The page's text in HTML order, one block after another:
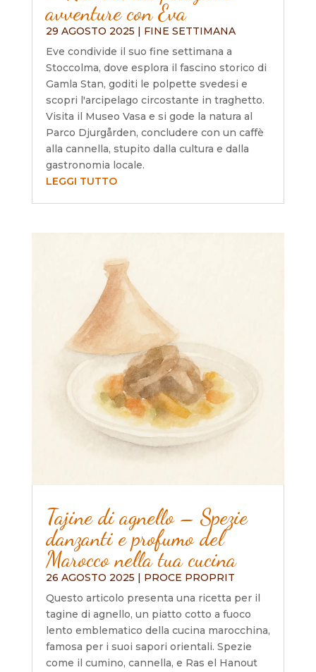
avventure con Eva
29 AGOSTO 2025 | FINE SETTIMANA
Eve condivide il suo fine settimana a
Stoccolma, dove esplora il fascino storico di
Gamla Stan, goditi le polpette svedesi e
scopri l'arcipelago circostante in traghetto.
Visita il Museo Vasa e si gode la natura al
Parco Djurgården, concludere con un caffè
alla cannella, stupito dalla cultura e dalla
gastronomia locale.
LEGGI TUTTO
Tajine di agnello – Spezie
danzanti e profumo del
Marocco nella tua cucina
26 AGOSTO 2025 | PROCE PROPRIT
Questo articolo presenta una ricetta per il
tagine di agnello, un piatto cotto a fuoco
lento emblematico della cucina marocchina,
famosa per i suoi sapori orientali. Spezie
come il cumino, cannella, e Ras el Hanout